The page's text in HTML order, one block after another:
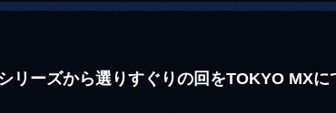
リーズから選りすぐりの回をTOKYO MXに